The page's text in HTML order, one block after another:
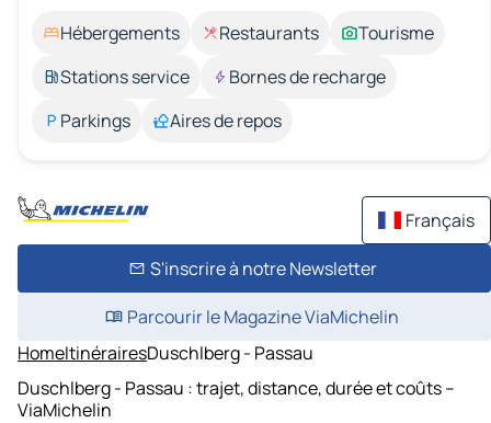
Hébergements Restaurants
Tourisme
Stations service
Bornes de recharge
Parkings
Aires de repos
Français
S'inscrire à notre Newsletter
Parcourir le Magazine ViaMichelin
HomeItinérairesDuschlberg - Passau
Duschlberg - Passau : trajet, distance, durée et coûts –
ViaMichelin